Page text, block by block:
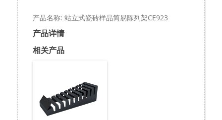
产品名称: 站立式瓷砖样品简易陈列架CE923
产品详情
相关产品